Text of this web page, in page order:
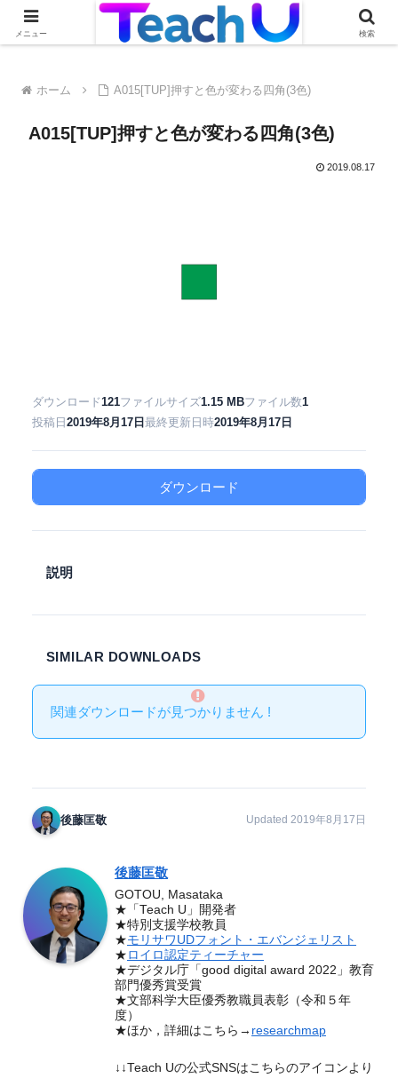
Teach Uの活用事例を絶賛募集中です！詳しくはこちらから
ホーム A015[TUP]押すと色が変わる四角(3色)
A015[TUP]押すと色が変わる四角(3色)
2019.08.17
ダウンロード 121ファイルサイズ1.15 MBファイル数1
投稿日 2019年8月17日 最終更新日時2019年8月17日
ダウンロード
説明
SIMILAR DOWNLOADS
関連ダウンロードが見つかりません !
後藤匡敬 Updated 2019年8月17日
後藤匡敬
GOTOU, Masataka
★「Teach U」開発者
★特別支援学校教員
★モリサワUDフォント・エバンジェリスト
★ ロイロ認定ティーチャー
★デジタル庁「good digital award 2022」教育
部門優秀賞受賞
★文部科学大臣優秀教職員表彰（令和５年
度）
★ほか，詳細はこちら→ researchmap
↓↓Teach Uの公式SNSはこちらのアイコンより
メニュー 検索